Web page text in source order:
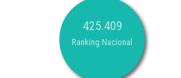
425.409
Ranking Nacional